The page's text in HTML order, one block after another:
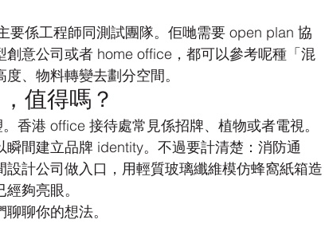
要係工程師同測試團隊。佢哋需要 open plan 協
意公司或者 home office，都可以參考呢種「混
、物料轉變去劃分空間。
值得嗎？
香港 office 接待處常見係招牌、植物或者電視。
間建立品牌 identity。不過要計清楚：消防通
計公司做入口，用輕質玻璃纖維模仿蜂窩紙箱造
夠亮眼。
聊你的想法。